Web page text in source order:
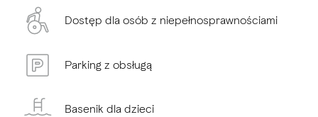
Dostęp dla osób z niepełnosprawnościami
Parking z obsługą
Basenik dla dzieci